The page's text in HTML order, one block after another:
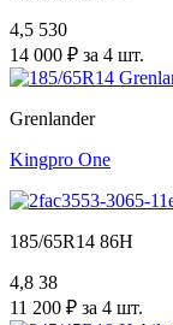
4,5 530
14 000 ₽ за 4 шт.
Grenlander
Kingpro One
185/65R14 86H
4,8 38
11 200 ₽ за 4 шт.